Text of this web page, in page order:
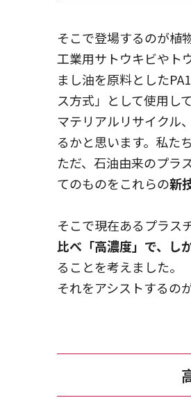
そこで登場するのが植
工業用サトウキビやト
まし油を原料とした
ス方式」として使用し
マテリアルリサイクル
るかと思います。私た
ただ、石油由来のプラ
てのものをこれらの新
そこで現在あるプラス
比べ「高濃度」で、し
ることを考えました。
それをアシストするの